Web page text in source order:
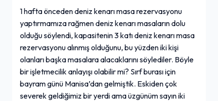
1 hafta önceden deniz kenarı masa rezervasyonu
yaptırmamıza rağmen deniz kenarı masaların dolu
olduğu söylendi, kapasitenin 3 katı deniz kenarı masa
rezervasyonu alınmış olduğunu, bu yüzden iki kişi
olanları başka masalara alacaklarını söylediler. Böyle
bir işletmecilik anlayışı olabilir mi? Sırf burası için
bayram günü Manisa’dan gelmiştik. Eskiden çok
severek geldiğimiz bir yerdi ama üzgünüm sayın iki